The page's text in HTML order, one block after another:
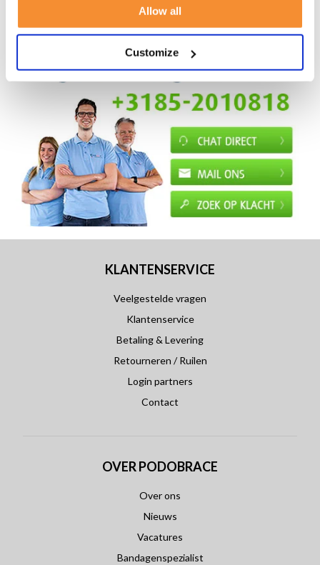
Allow all
Customize
KLANTENSERVICE
Veelgestelde vragen
Klantenservice
Betaling & Levering
Retourneren / Ruilen
Login partners
Contact
OVER PODOBRACE
Over ons
Nieuws
Vacatures
Bandagenspezialist